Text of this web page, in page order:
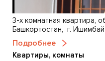
3-х комнатная квартира,
Башкортостан, г. Ишимбай
Подробнее
Квартиры, комнаты